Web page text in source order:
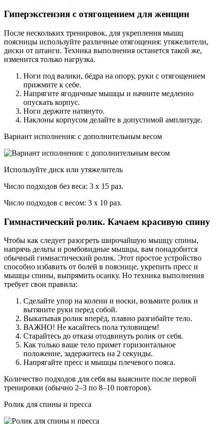
Гиперэкстензия с отягощением для женщин
После нескольких тренировок, для укрепления мышц
поясницы используйте различные отягощения: утяжелители,
диски от штанги. Техника выполнения останется такой же,
изменится только нагрузка.
Ноги под валики, бёдра на опору, руки с отягощением
прижмите к себе.
Напрягите ягодичные мышцы и начните медленно
опускать корпус.
Ноги держите натянуто.
Наклоны корпусом делайте в допустимой амплитуде.
Вариант исполнения: с дополнительным весом
Используйте диск или утяжелитель
Число подходов без веса: 3 х 15 раз.
Число подходов с весом: 3 х 10 раз.
Гимнастический ролик. Качаем красивую спину
Чтобы как следует разогреть широчайшую мышцу спины,
напрячь дельты и ромбовидные мышцы, вам понадобится
обычный гимнастический ролик. Этот простое устройство
способно избавить от болей в пояснице, укрепить пресс и
мышцы спины, выпрямить осанку. Но техника выполнения
требует свои правила:
Сделайте упор на колени и носки, возьмите ролик и
вытяните руки перед собой.
Выкатывая ролик вперёд, плавно разгибайте тело.
ВАЖНО! Не касайтесь пола туловищем!
Старайтесь до отказа отодвинуть ролик от себя.
Как только ваше тело примет горизонтальное
положение, задержитесь на 2 секунды.
Напрягайте пресс и мышцы плечевого пояса.
Количество подходов для себя вы выясните после первой
тренировки (обычно 2–3 по 8–10 повторов).
Ролик для спины и пресса